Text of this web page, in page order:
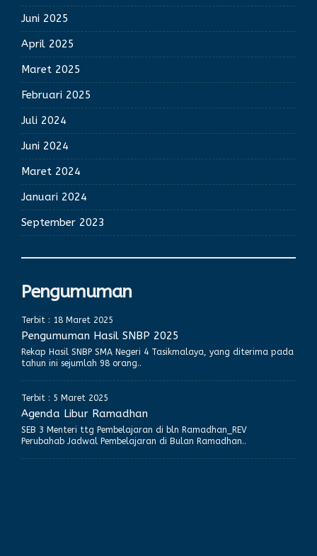
Juni 2025
April 2025
Maret 2025
Februari 2025
Juli 2024
Juni 2024
Maret 2024
Januari 2024
September 2023
Pengumuman
Terbit : 18 Maret 2025
Pengumuman Hasil SNBP 2025
Rekap Hasil SNBP SMA Negeri 4 Tasikmalaya, yang diterima pada
tahun ini sejumlah 98 orang..
Terbit : 5 Maret 2025
Agenda Libur Ramadhan
SEB 3 Menteri ttg Pembelajaran di bln Ramadhan_REV
Perubahab Jadwal Pembelajaran di Bulan Ramadhan..